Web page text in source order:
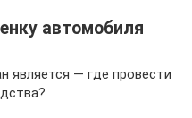
автомобиля
является — где провести